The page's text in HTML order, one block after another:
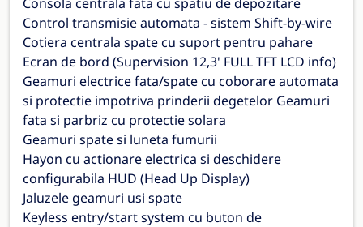
Control transmisie automata - sistem Shift-by-wire
Cotiera centrala spate cu suport pentru pahare
Ecran de bord (Supervision 12,3' FULL TFT LCD info)
Geamuri electrice fata/spate cu coborare automata
si protectie impotriva prinderii degetelor Geamuri
fata si parbriz cu protectie solara
Geamuri spate si luneta fumurii
Hayon cu actionare electrica si deschidere
configurabila HUD (Head Up Display)
Jaluzele geamuri usi spate
Keyless entry/start system cu buton de